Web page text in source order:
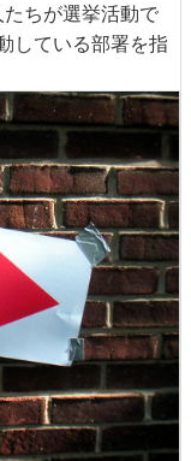
ちが選挙活動で
している部署を指